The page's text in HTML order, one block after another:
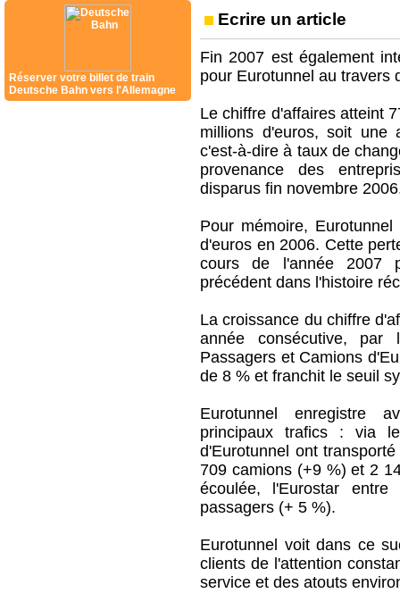
Réserver votre billet de train
Deutsche Bahn vers l'Allemagne
Ecrire un article
Fin 2007 est également
pour Eurotunnel au travers
Le chiffre d'affaires atteint
millions d'euros, soit une
c'est-à-dire à taux de
provenance des
disparus fin novembre
Pour mémoire,
d'euros en 2006. Cette
cours de l'année 2007
précédent dans l'histoire
La croissance du chiffre
année consécutive, par
Passagers et Camions
de 8 % et franchit le seuil
Eurotunnel enregistre
principaux trafics : via
d'Eurotunnel ont
709 camions (+9 %) et 2
écoulée, l'Eurostar
passagers (+ 5 %).
Eurotunnel voit dans ce
clients de l'attention
service et des atouts